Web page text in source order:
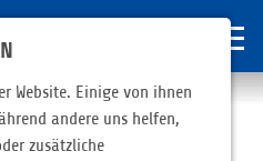
Website. Einige von ihnen
andere uns helfen,
zusätzliche